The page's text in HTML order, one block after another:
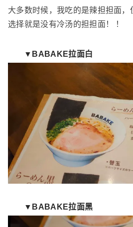
大多数时候，我吃的是辣担担面
选择就是没有冷汤的担担面！ ！
▼BABAKE拉面白
▼BABAKE拉面黑